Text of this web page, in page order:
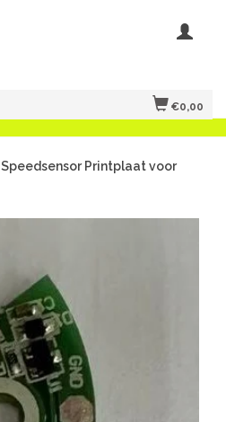
€0,00
Speedsensor Printplaat voor